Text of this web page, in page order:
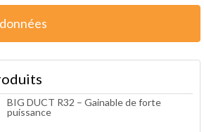
BIG DUCT R32 – Gainable de forte
puissance